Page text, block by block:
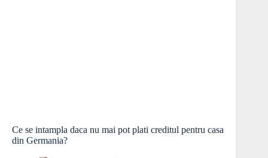
Ce se intampla daca nu mai pot plati creditul pentru casa
din Germania?